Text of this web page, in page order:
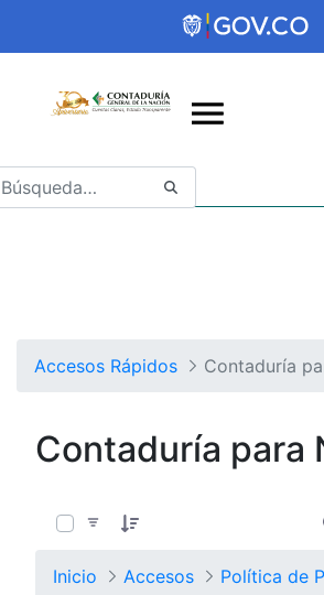
Saltar al contenido principal
Abrir menú de accesibilidad
Accesos Rápidos Contaduría
Contaduría para
Inicio Accesos Política de